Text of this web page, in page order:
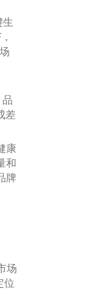
品
差
康
和
牌
场
位